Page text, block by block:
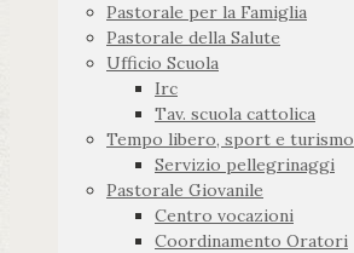
Pastorale per la Famiglia
Pastorale della Salute
Ufficio Scuola
Irc
Tav. scuola cattolica
Tempo libero, sport e turismo
Servizio pellegrinaggi
Pastorale Giovanile
Centro vocazioni
Coordinamento Oratori